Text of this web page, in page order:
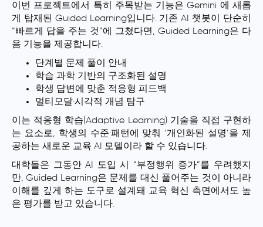
이번 프로젝트에서 특히 주목받는 기능은 Gemini 에 새롭
게 탑재된 Guided Learning입니다. 기존 AI 챗봇이 단순히
“빠르게 답을 주는 것”에 그쳤다면, Guided Learning은 다
음 기능을 제공합니다.
단계별 문제 풀이 안내
학습 과학 기반의 구조화된 설명
학생 답변에 맞춘 적응형 피드백
멀티모달·시각적 개념 탐구
이는 적응형 학습(Adaptive Learning) 기술을 직접 구현하
는 요소로, 학생의 수준·패턴에 맞춰 ‘개인화된 설명’을 제
공하는 새로운 교육 AI 모델이라 할 수 있습니다.
대학들은 그동안 AI 도입 시 “부정행위 증가”를 우려했지
만, Guided Learning은 문제를 대신 풀어주는 것이 아니라
이해를 깊게 하는 도구로 설계돼 교육 혁신 측면에서도 높
은 평가를 받고 있습니다.